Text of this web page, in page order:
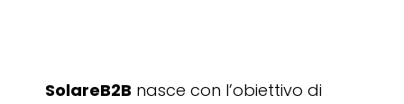
SolareB2B nasce con l’obiettivo di